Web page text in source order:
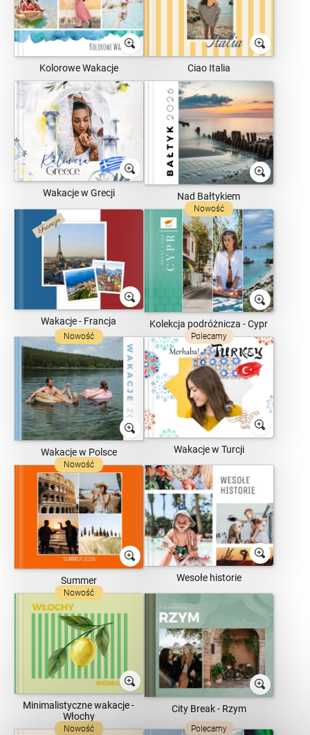
Kolorowe Wakacje Ciao Italia
Wakacje w Grecji Nad Bałtykiem
Wakacje - Francja
Nowość
Kolekcja podróżnicza - Cypr
Nowość
Wakacje w Polsce
Polecamy
Wakacje w Turcji
Nowość
Summer Wesołe historie
Nowość
Minimalistyczne wakacje -
Włochy
City Break - Rzym
Nowość Polecamy